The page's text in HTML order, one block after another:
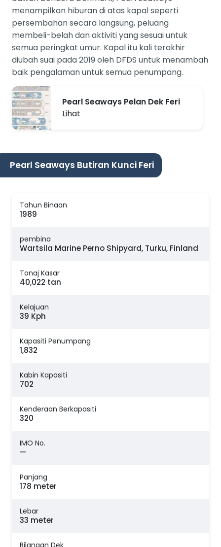
menampilkan hiburan di atas kapal seperti
persembahan secara langsung, peluang
membeli-belah dan aktiviti yang sesuai untuk
semua peringkat umur. Kapal itu kali terakhir
diubah suai pada 2019 oleh DFDS untuk menambah
baik pengalaman untuk semua penumpang.
Pearl Seaways Pelan Dek Feri
Lihat
Pearl Seaways Butiran Kunci Feri
Tahun Binaan
1989
pembina
Wartsila Marine Perno Shipyard, Turku, Finland
Tonaj Kasar
40,022 tan
Kelajuan
39 Kph
Kapasiti Penumpang
1,832
Kabin Kapasiti
702
Kenderaan Berkapasiti
320
IMO No.
—
Panjang
178 meter
Lebar
33 meter